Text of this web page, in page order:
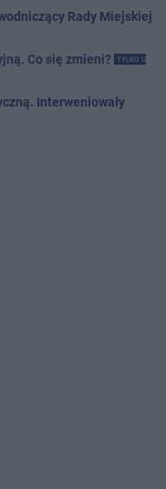
Rady Miejskiej
Co się zmieni?
TYLKO U
Interweniowały